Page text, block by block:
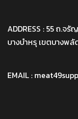
ADDRESS : 55 ถ.จ
บางบำหรุ เขตบางพ
EMAIL :